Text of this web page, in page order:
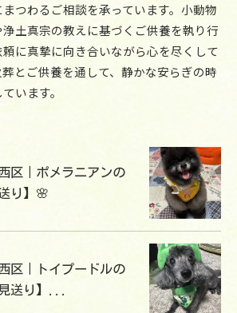
つわるご相談を承っています。小動物
土真宗の教えに基づくご供養を執り行
に真摯に向き合いながら心を尽くして
とご供養を通して、静かな安らぎの時
います。
区｜ポメラニアンの
り】🌸
区｜トイプードルの
送り】...